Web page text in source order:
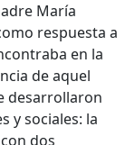
María
respuesta a
en la
de aquel
desarrollaron
y sociales: la
dos